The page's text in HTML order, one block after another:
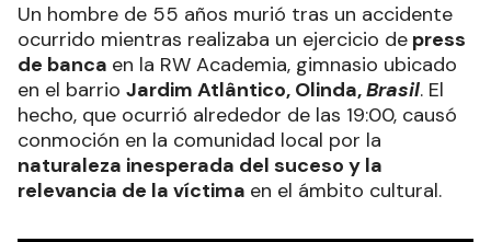
Un hombre de 55 años murió tras un accidente
ocurrido mientras realizaba un ejercicio de press
de banca en la RW Academia, gimnasio ubicado
en el barrio Jardim Atlântico, Olinda,Brasil. El
hecho, que ocurrió alrededor de las 19:00, causó
conmoción en la comunidad local por la
naturaleza inesperada del suceso y la
relevancia de la víctima en el ámbito cultural.